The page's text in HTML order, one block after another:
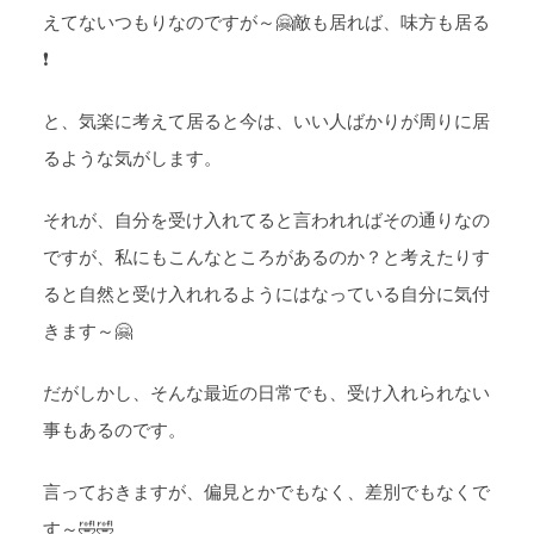
えてないつもりなのですが～🤗敵も居れば、味方も居る
❗
と、気楽に考えて居ると今は、いい人ばかりが周りに居
るような気がします。
それが、自分を受け入れてると言われればその通りなの
ですが、私にもこんなところがあるのか？と考えたりす
ると自然と受け入れれるようにはなっている自分に気付
きます～🤗
だがしかし、そんな最近の日常でも、受け入れられない
事もあるのです。
言っておきますが、偏見とかでもなく、差別でもなくで
す～🤣🤣